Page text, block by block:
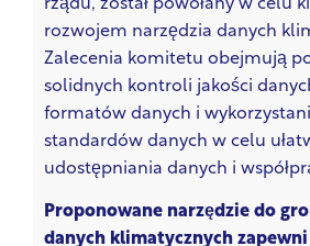
rządu, został powołany w celu
rozwojem narzędzia danych
Zalecenia komitetu obejmują
solidnych kontroli jakości
formatów danych i
standardów danych w celu
udostępniania danych i
Proponowane narzędzie do
danych klimatycznych